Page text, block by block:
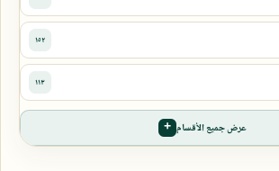
عرض جميع الأقسام